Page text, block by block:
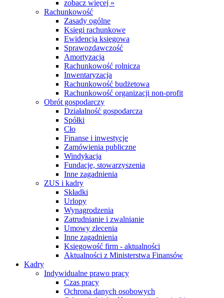
zobacz więcej »
Rachunkowość
Zasady ogólne
Księgi rachunkowe
Ewidencja księgowa
Sprawozdawczość
Amortyzacja
Rachunkowość rolnicza
Inwentaryzacja
Rachunkowość budżetowa
Rachunkowość organizacji non-profit
Obrót gospodarczy
Działalność gospodarcza
Spółki
Cło
Finanse i inwestycje
Zamówienia publiczne
Windykacja
Fundacje, stowarzyszenia
Inne zagadnienia
ZUS i kadry
Składki
Urlopy
Wynagrodzenia
Zatrudnianie i zwalnianie
Umowy zlecenia
Inne zagadnienia
Księgowość firm - aktualności
Aktualności z Ministerstwa Finansów
Kadry
Indywidualne prawo pracy
Czas pracy
Ochrona danych osobowych